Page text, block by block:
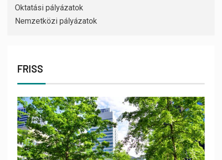
Oktatási pályázatok
Nemzetközi pályázatok
FRISS